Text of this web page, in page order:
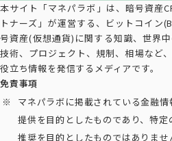
本サイト「マネパラボ」は、暗号資産
トナーズ」が運営する、ビットコイン
号資産(仮想通貨)に関する知識、世界
技術、プロジェクト、規制、相場など
役立ち情報を発信するメディアです。
免責事項
マネパラボに掲載されている金融
提供を目的としたものであり、特定
推奨を目的としたものではありませ